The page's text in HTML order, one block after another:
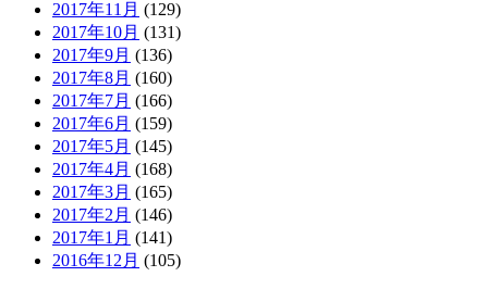
2017年11月 (129)
2017年10月 (131)
2017年9月 (136)
2017年8月 (160)
2017年7月 (166)
2017年6月 (159)
2017年5月 (145)
2017年4月 (168)
2017年3月 (165)
2017年2月 (146)
2017年1月 (141)
2016年12月 (105)